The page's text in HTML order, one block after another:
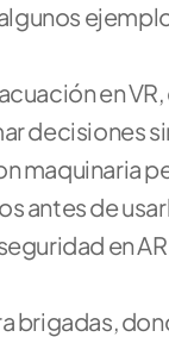
en
decisiones
maquinaria
antes de
en
brigadas,